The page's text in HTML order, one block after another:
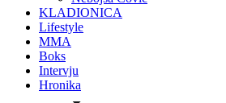
KLADIONICA
Lifestyle
MMA
Boks
Intervju
Hronika